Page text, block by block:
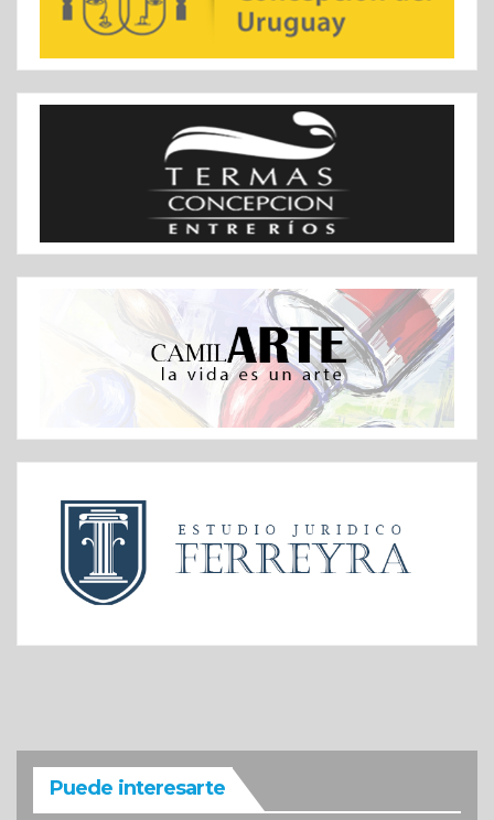
Puede interesarte